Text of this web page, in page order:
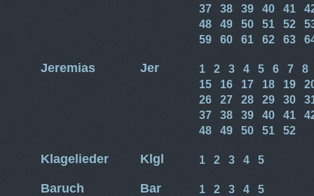
37
38 39 40 41
48
49 50 51 52
59
60 61 62 63
Jeremias Jer 1 2 3 4 5 6 7
8
15
16 17 18 19
26
27 28 29 30
37
38 39 40 41
48
49 50 51 52
Klagelieder Klgl 1 2 3 4 5
Baruch Bar 1 2 3 4 5